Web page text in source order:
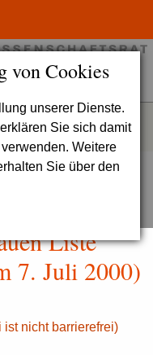
von Cookies
unserer Dienste.
Sie sich damit
Weitere
Sie über den
Liste
7. Juli 2000)
ist nicht barrierefrei)